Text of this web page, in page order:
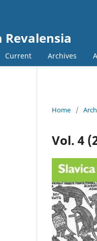
Revalensia
Current Archives
Home /
Vol. 4